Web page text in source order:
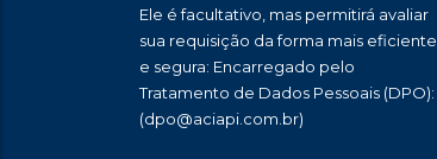
Ele é facultativo, mas permitirá avaliar
sua requisição da forma mais eficiente
e segura: Encarregado pelo
Tratamento de Dados Pessoais (DPO):
(dpo@aciapi.com.br)